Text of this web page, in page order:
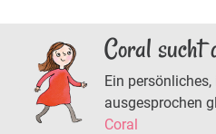
Coral sucht
Ein
ausgesprochen
Coral